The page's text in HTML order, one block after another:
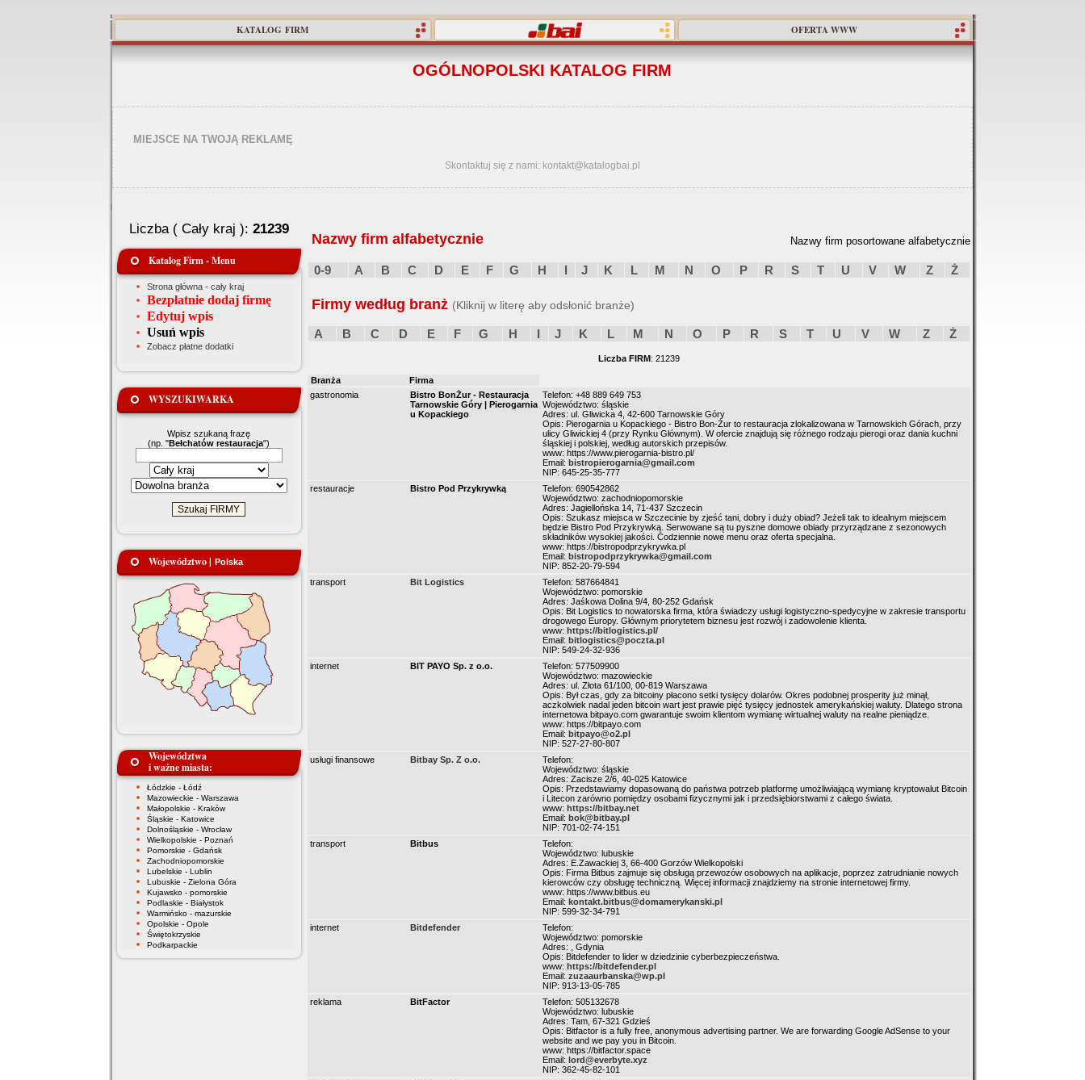
KATALOG FIRM OFERTA WWW
OGÓLNOPOLSKI KATALOG FIRM
MIEJSCE NA TWOJĄ REKLAMĘ
Skontaktuj się z nami: kontakt@katalogbai.pl
Liczba ( Cały kraj ): 21239
Katalog Firm - Menu
Strona główna - cały kraj
Bezpłatnie dodaj firmę
Edytuj wpis
Usuń wpis
Zobacz płatne dodatki
WYSZUKIWARKA
Wpisz szukaną frazę
(np. "Bełchatów restauracja")
Województwo | Polska
Województwa
i ważne miasta:
Łódzkie - Łódź
Mazowieckie - Warszawa
Małopolskie - Kraków
Śląskie - Katowice
Dolnośląskie - Wrocław
Wielkopolskie - Poznań
Pomorskie - Gdańsk
Zachodniopomorskie
Lubelskie - Lublin
Lubuskie - Zielona Góra
Kujawsko - pomorskie
Podlaskie - Białystok
Warmińsko - mazurskie
Opolskie - Opole
Świętokrzyskie
Podkarpackie
Nazwy firm alfabetycznie Nazwy firm posortowane alfabetycznie
0-9 A B C D E F G H I J K L M N O P R S T U V W Z Ż
Firmy według branż (Kliknij w literę aby odsłonić branże)
A B C D E F G H I J K L M N O P R S T U V W Z Ż
Liczba FIRM: 21239
Branża
Firma
gastronomia
Bistro BonŻur - Restauracja
Tarnowskie Góry | Pierogarnia
u Kopackiego
Telefon: +48 889 649 753
Województwo: śląskie
Adres: ul. Gliwicka 4, 42-600 Tarnowskie Góry
Opis: Pierogarnia u Kopackiego - Bistro Bon-Żur to restauracja zlokalizowana w Tarnowskich Górach, przy
ulicy Gliwickiej 4 (przy Rynku Głównym). W ofercie znajdują się różnego rodzaju pierogi oraz dania kuchni
śląskiej i polskiej, według autorskich przepisów.
www: https://www.pierogarnia-bistro.pl/
Email: bistropierogarnia@gmail.com
NIP: 645-25-35-777
restauracje
Bistro Pod Przykrywką
Telefon: 690542862
Województwo: zachodniopomorskie
Adres: Jagiellońska 14, 71-437 Szczecin
Opis: Szukasz miejsca w Szczecinie by zjeść tani, dobry i duży obiad? Jeżeli tak to idealnym miejscem
będzie Bistro Pod Przykrywką. Serwowane są tu pyszne domowe obiady przyrządzane z sezonowych
składników wysokiej jakości. Codziennie nowe menu oraz oferta specjalna.
www: https://bistropodprzykrywka.pl
Email: bistropodprzykrywka@gmail.com
NIP: 852-20-79-594
transport
Bit Logistics
Telefon: 587664841
Województwo: pomorskie
Adres: Jaśkowa Dolina 9/4, 80-252 Gdańsk
Opis: Bit Logistics to nowatorska firma, która świadczy usługi logistyczno-spedycyjne w zakresie transportu
drogowego Europy. Głównym priorytetem biznesu jest rozwój i zadowolenie klienta.
www: https://bitlogistics.pl/
Email: bitlogistics@poczta.pl
NIP: 549-24-32-936
internet
BIT PAYO Sp. z o.o.
Telefon: 577509900
Województwo: mazowieckie
Adres: ul. Złota 61/100, 00-819 Warszawa
Opis: Był czas, gdy za bitcoiny płacono setki tysięcy dolarów. Okres podobnej prosperity już minął,
aczkolwiek nadal jeden bitcoin wart jest prawie pięć tysięcy jednostek amerykańskiej waluty. Dlatego strona
internetowa bitpayo.com gwarantuje swoim klientom wymianę wirtualnej waluty na realne pieniądze.
www: https://bitpayo.com
Email: bitpayo@o2.pl
NIP: 527-27-80-807
usługi finansowe
Bitbay Sp. Z o.o.
Telefon:
Województwo: śląskie
Adres: Zacisze 2/6, 40-025 Katowice
Opis: Przedstawiamy dopasowaną do państwa potrzeb platformę umożliwiającą wymianę kryptowalut Bitcoin
i Litecon zarówno pomiędzy osobami fizycznymi jak i przedsiębiorstwami z całego świata.
www: https://bitbay.net
Email: bok@bitbay.pl
NIP: 701-02-74-151
transport
Bitbus
Telefon:
Województwo: lubuskie
Adres: E.Zawackiej 3, 66-400 Gorzów Wielkopolski
Opis: Firma Bitbus zajmuje się obsługą przewozów osobowych na aplikacje, poprzez zatrudnianie nowych
kierowców czy obsługę techniczną. Więcej informacji znajdziemy na stronie internetowej firmy.
www: https://www.bitbus.eu
Email: kontakt.bitbus@domamerykanski.pl
NIP: 599-32-34-791
internet
Bitdefender
Telefon:
Województwo: pomorskie
Adres: , Gdynia
Opis: Bitdefender to lider w dziedzinie cyberbezpieczeństwa.
www: https://bitdefender.pl
Email: zuzaaurbanska@wp.pl
NIP: 913-13-05-785
reklama
BitFactor
Telefon: 505132678
Województwo: lubuskie
Adres: Tam, 67-321 Gdzieś
Opis: Bitfactor is a fully free, anonymous advertising partner. We are forwarding Google AdSense to your
website and we pay you in Bitcoin.
www: https://bitfactor.space
Email: lord@everbyte.xyz
NIP: 362-45-82-101